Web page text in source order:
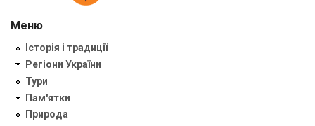
Меню
Історія і традиції
Регіони України
Тури
Пам'ятки
Природа